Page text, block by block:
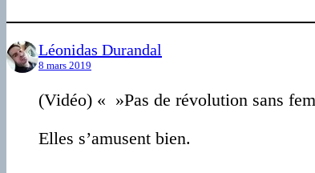
Léonidas Durandal
8 mars 2019
(Vidéo) « »Pas de révolution sans
Elles s’amusent bien.